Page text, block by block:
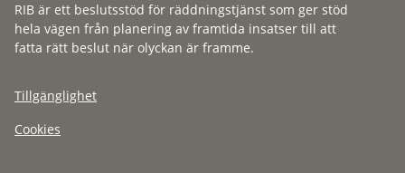
RIB är ett beslutsstöd för räddningstjänst som ger stöd
hela vägen från planering av framtida insatser till att
fatta rätt beslut när olyckan är framme.
Tillgänglighet
Cookies